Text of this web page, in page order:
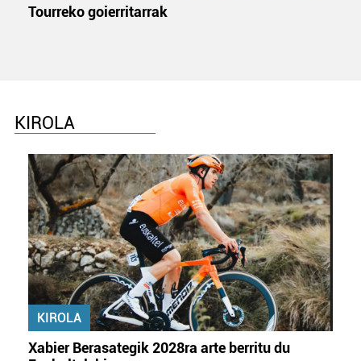
Tourreko goierritarrak
KIROLA
KIROLA
Xabier Berasategik 2028ra arte berritu du